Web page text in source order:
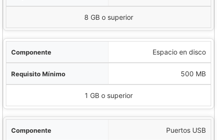
8 GB o superior
Espacio en disco
500 MB
1 GB o superior
Puertos USB